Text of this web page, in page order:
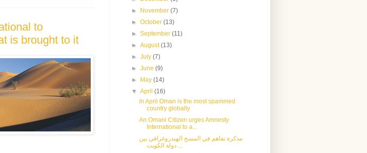
to
is brought to it
►
November(7)
►October(13)
►September(11)
►August(13)
►July(7)
►June(9)
►
May(14)
▼April(16)
In April Oman is the most spammed
country globally
An Omani Citizen urges Amnesty
International to a...
مذكرة تفاهم في المسح الهيدروغرافي بين
دولة الكويت ...